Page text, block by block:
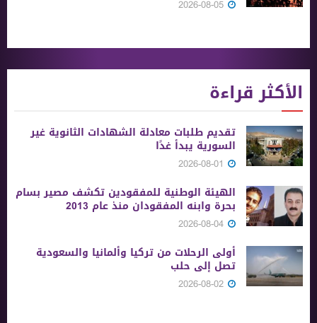
الأكثر قراءة
تقديم طلبات معادلة الشهادات الثانوية ‏غير
السورية يبدأ غدًا
الهيئة الوطنية للمفقودين تكشف مصير بسام
بحرة وابنه المفقودان منذ عام 2013
أولى الرحلات من ‏تركيا وألمانيا والسعودية
تصل إلى حلب